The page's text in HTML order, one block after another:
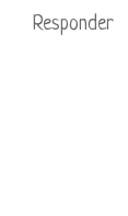
Responder